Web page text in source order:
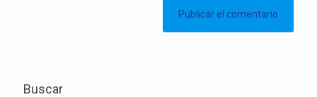
Buscar